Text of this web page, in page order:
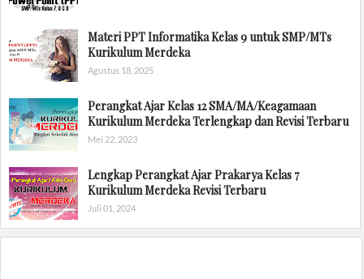
Materi PPT Informatika Kelas 9 untuk SMP/MTs
Kurikulum Merdeka
Agustus 18, 2025
Perangkat Ajar Kelas 12 SMA/MA/Keagamaan
Kurikulum Merdeka Terlengkap dan Revisi Terbaru
Mei 22, 2023
Lengkap Perangkat Ajar Prakarya Kelas 7
Kurikulum Merdeka Revisi Terbaru
Juli 01, 2024